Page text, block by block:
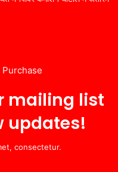
mailing list
updates!
consectetur.